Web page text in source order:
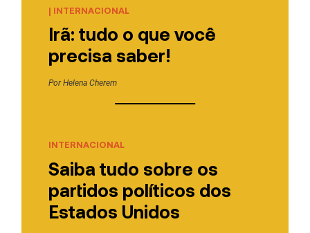
| INTERNACIONAL
Irã: tudo o que você
precisa saber!
PorHelena Cherem
INTERNACIONAL
Saiba tudo sobre os
partidos políticos dos
Estados Unidos